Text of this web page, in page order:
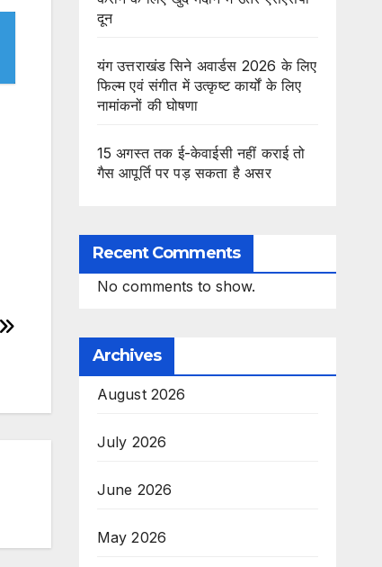
दून
यंग उत्तराखंड सिने अवार्डस 2026 के लिए
फिल्म एवं संगीत में उत्कृष्ट कार्यों के लिए
नामांकनों की घोषणा
15 अगस्त तक ई-केवाईसी नहीं कराई तो
गैस आपूर्ति पर पड़ सकता है असर
Recent Comments
No comments to show.
Archives
August 2026
July 2026
June 2026
May 2026